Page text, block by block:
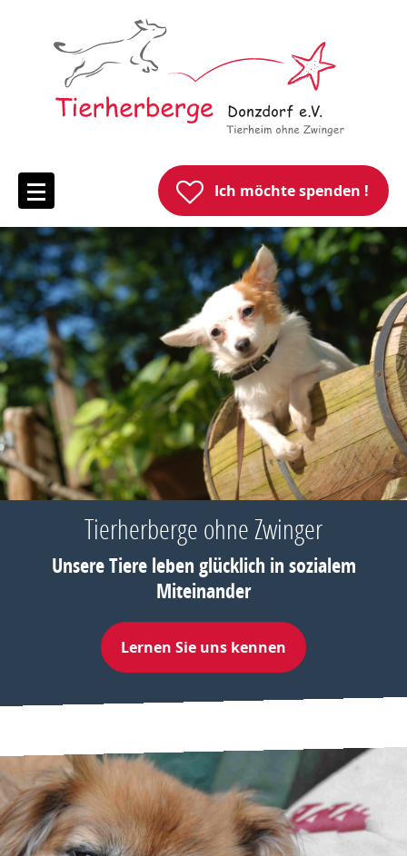
Ich möchte spenden !
Tierherberge ohne Zwinger
Unsere Tiere leben glücklich in sozialem
Miteinander
Lernen Sie uns kennen